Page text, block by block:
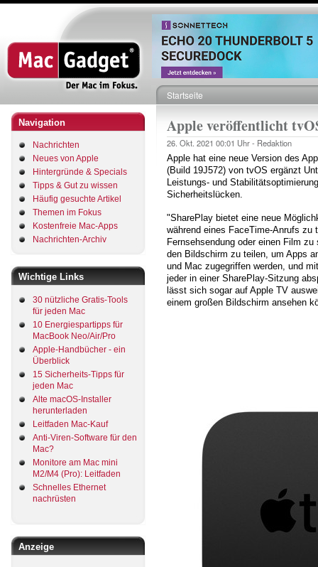
Direkt
zum
Inhalt
Navigation
Nachrichten
Neues von Apple
Hintergründe & Specials
Tipps & Gut zu wissen
Häufig gesuchte Artikel
Themen im Fokus
Kostenfreie Mac-Apps
Nachrichten-Archiv
Wichtige Links
30 nützliche Gratis-Tools
für jeden Mac
10 Energiespartipps für
MacBook Neo/Air/Pro
Apple-Handbücher - ein
Überblick
15 Sicherheits-Tipps für
jeden Mac
Alte macOS-Installer
herunterladen
Leitfaden Mac-Kauf
Anti-Viren-Software für den
Mac?
Monitore am Mac mini
M2/M4 (Pro): Leitfaden
Schnelles Ethernet
nachrüsten
Anzeige
Pfadnavigation
Startseite
Apple veröffentlicht
26. Okt. 2021 00:01 Uhr - Redaktion
Apple hat eine neue Version des
(Build 19J572) von tvOS ergänzt
Leistungs- und
Sicherheitslücken.
"SharePlay bietet eine neue
während eines FaceTime-Anrufs
Fernsehsendung oder einen Film
den Bildschirm zu teilen, um Apps
und Mac zugegriffen werden, und
jeder in einer SharePlay-Sitzung
lässt sich sogar auf Apple TV
einem großen Bildschirm ansehen